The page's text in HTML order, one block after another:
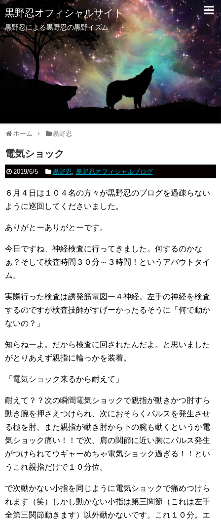
黒野忍オフィシャルサイト
黒野忍による黒野忍の黒野イズム
ホーム 黒野忍
電気ショック
2019/6/5 黒野忍, 黒野忍オフィシャルブログ
６月４日は１０４名の方々が黒野忍のブログを過疎らない
ように巡回してくださいました。
ありがとーありがとーです。
今日ですね、神経検査に行ってきました。何するのかな
ぁ？そして検査時間３０分～３時間！というアバウトタイ
ム。
実際行った検査は誘発筋電図ー４神経。左手の神経を検査
するのですが検査技師がすげーかったるそうに「何で動か
ないの？」
知らねーよ。だから検査に回されたんだよ。と思いました
がとりあえず親指に輪っかを装着。
「電気ショック来るから耐えて」
耐えて？？次の瞬間電気ショックで親指が動きかつ肘すら
動き腕を押さえつけられ、次におそらくパルスを発生させ
る極を肘、また親指が動き肘から下の腕も動くというか電
気ショック痛い！！で次、肩の関節に近い胸にパルス発生
がつけられてウギャーめちゃ電気ショック過ぎる！！とい
うこれ親指だけで１０分位。
で次動かない小指を同じように電気ショックで痛めつけら
れます（笑）しかし動かない小指は第三関節（これは左手
全第三関節動きます）以外動かないです。これ１０分。エ